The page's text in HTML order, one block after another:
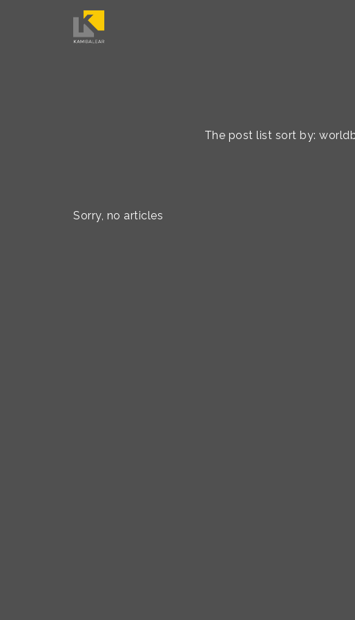
The post list sort by:
Sorry, no articles